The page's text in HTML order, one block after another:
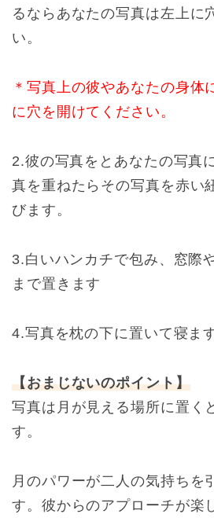
るならあなたの写真は左上に
い。
＊写真上の彼やあなたの身体
に穴を開けてください。
2.彼の写真をとあなたの写真
真を重ねたらその写真を赤い
びます。
3.白いハンカチで包み、窓際
まで置きます
4.写真を枕の下に置いて寝ます
【おまじないのポイント】
写真は月が見える場所に置く
す。
月のパワーが二人の気持ちを
す。彼からのアプローチが楽